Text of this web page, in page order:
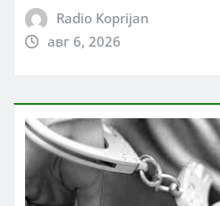
Radio Koprijan
авг 6, 2026